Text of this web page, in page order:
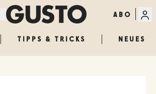
ABO
TIPPS & TRICKS NEUES